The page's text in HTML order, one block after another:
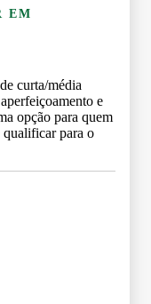
EM
curta/média
e
opção para quem
qualificar para o